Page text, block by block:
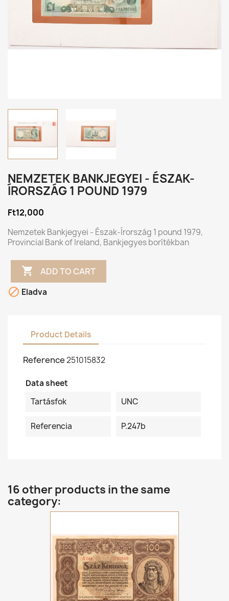
NEMZETEK BANKJEGYEI - ÉSZAK-
ÍRORSZÁG 1 POUND 1979
Ft12,000
Nemzetek Bankjegyei - Észak-Írország 1 pound 1979,
Provincial Bank of Ireland, Bankjegyes borítékban
 ADD TO CART
 Eladva
Product Details
Reference251015832
Data sheet
Tartásfok
UNC
Referencia P.247b
16 other products in the same
category: